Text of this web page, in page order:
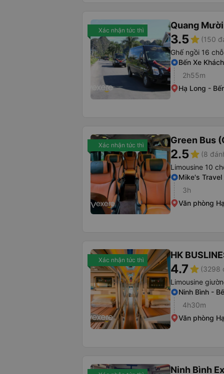
Xác nhận tức thì Quang Mười
3.5star (150
Ghế ngồi 16
Bến Xe
2h55m
Hạ Long -
Xác nhận tức thì Green Bus
2.5star (8
Limousine 10
Mike's
3h
Văn phòng
Xác nhận tức thì HK
4.7star (3298
Limousine
Ninh Bình -
4h30m
Văn phòng
Ninh Bình